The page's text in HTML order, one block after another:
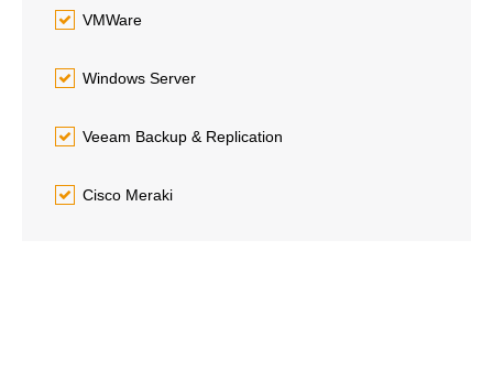
VMWare
Windows Server
Veeam Backup & Replication
Cisco Meraki